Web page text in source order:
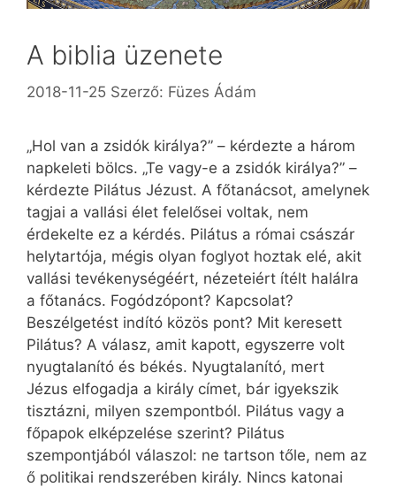
A biblia üzenete
2018-11-25 Szerző: Füzes Ádám
„Hol van a zsidók királya?” – kérdezte a három
napkeleti bölcs. „Te vagy-e a zsidók királya?” –
kérdezte Pilátus Jézust. A főtanácsot, amelynek
tagjai a vallási élet felelősei voltak, nem
érdekelte ez a kérdés. Pilátus a római császár
helytartója, mégis olyan foglyot hoztak elé, akit
vallási tevékenységéért, nézeteiért ítélt halálra
a főtanács. Fogódzópont? Kapcsolat?
Beszélgetést indító közös pont? Mit keresett
Pilátus? A válasz, amit kapott, egyszerre volt
nyugtalanító és békés. Nyugtalanító, mert
Jézus elfogadja a király címet, bár igyekszik
tisztázni, milyen szempontból. Pilátus vagy a
főpapok elképzelése szerint? Pilátus
szempontjából válaszol: ne tartson tőle, nem az
ő politikai rendszerében király. Nincs katonai